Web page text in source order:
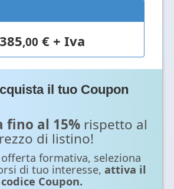
385,00 € + Iva
il tuo Coupon
fino al 15% rispetto al
di listino!
formativa, seleziona
di tuo interesse, attiva il
codice Coupon.